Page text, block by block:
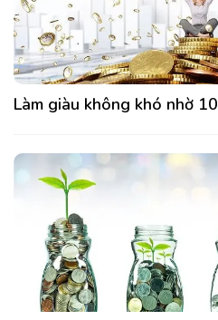
Làm giàu không khó nhờ